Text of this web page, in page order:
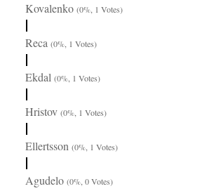
Kovalenko(0%, 1 Votes)
Reca(0%, 1 Votes)
Ekdal(0%, 1 Votes)
Hristov(0%, 1 Votes)
Ellertsson(0%, 1 Votes)
Agudelo(0%, 0 Votes)